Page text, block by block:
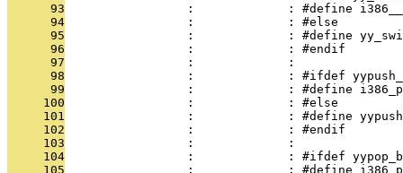
      93
:             : #define
      94
                 :             : #else
      95
:             : #define
      96
                 :             : #endif
      97
                 :             :
      98
:             : #ifdef
      99
:             : #define
     100
                 :             : #else
     101
:             : #define
     102
                 :             : #endif
     103
                 :             :
     104
:             : #ifdef
     105
:             : #define